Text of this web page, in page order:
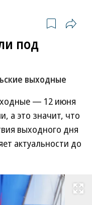
под
выходные
— 12 июня
а это значит, что
выходного дня
актуальности до
Развернуть